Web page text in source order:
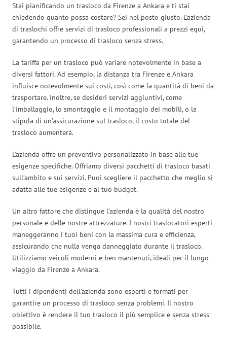
Stai pianificando un trasloco da Firenze a Ankara e ti stai
chiedendo quanto possa costare? Sei nel posto giusto. L’azienda
di traslochi offre servizi di trasloco professionali a prezzi equi,
garantendo un processo di trasloco senza stress.
La tariffa per un trasloco può variare notevolmente in base a
diversi fattori. Ad esempio, la distanza tra Firenze e Ankara
influisce notevolmente sui costi, così come la quantità di beni da
trasportare. Inoltre, se desideri servizi aggiuntivi, come
l’imballaggio, lo smontaggio e il montaggio dei mobili, o la
stipula di un’assicurazione sul trasloco, il costo totale del
trasloco aumenterà.
L’azienda offre un preventivo personalizzato in base alle tue
esigenze specifiche. Offriamo diversi pacchetti di trasloco basati
sull’ambito e sui servizi. Puoi scegliere il pacchetto che meglio si
adatta alle tue esigenze e al tuo budget.
Un altro fattore che distingue l’azienda è la qualità del nostro
personale e delle nostre attrezzature. I nostri traslocatori esperti
maneggeranno i tuoi beni con la massima cura e efficienza,
assicurando che nulla venga danneggiato durante il trasloco.
Utilizziamo veicoli moderni e ben mantenuti, ideali per il lungo
viaggio da Firenze a Ankara.
Tutti i dipendenti dell’azienda sono esperti e formati per
garantire un processo di trasloco senza problemi. Il nostro
obiettivo è rendere il tuo trasloco il più semplice e senza stress
possibile.